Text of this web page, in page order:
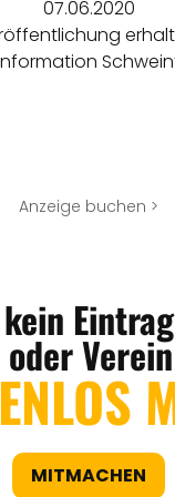
07.06.2020
Anzeige buchen >
MITMACHEN